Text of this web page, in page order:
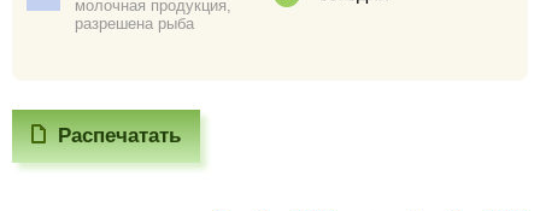
молочная продукция,
разрешена рыба
Распечатать